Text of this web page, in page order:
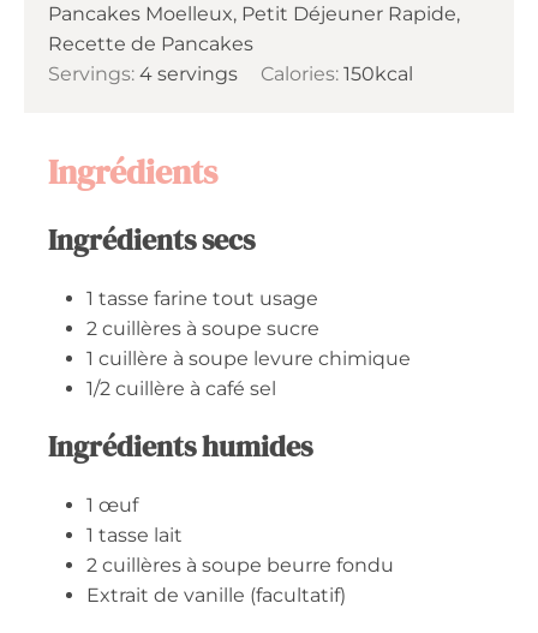
Pancakes Moelleux, Petit Déjeuner Rapide,
Recette de Pancakes
Servings: 4 servings Calories:150kcal
Ingrédients
Ingrédients secs
1 tasse farine tout usage
2 cuillères à soupe sucre
1 cuillère à soupe levure chimique
1/2 cuillère à café sel
Ingrédients humides
1 œuf
1 tasse lait
2 cuillères à soupe beurre fondu
Extrait de vanille (facultatif)